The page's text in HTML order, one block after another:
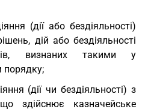
(дії або бездіяльності)
дій або бездіяльності
визнаних такими у
порядку;
(дії чи бездіяльності) з
здійснює казначейське